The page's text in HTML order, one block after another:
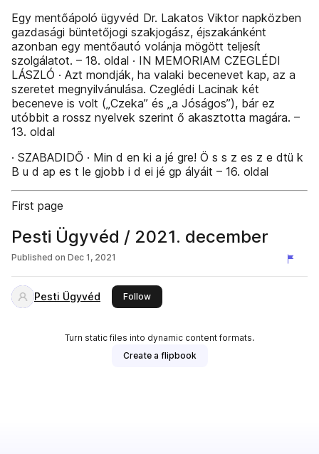
Egy mentőápoló ügyvéd Dr. Lakatos Viktor napközben
gazdasági büntetőjogi szakjogász, éjszakánként
azonban egy mentőautó volánja mögött teljesít
szolgálatot. – 18. oldal · IN MEMORIAM CZEGLÉDI
LÁSZLÓ · Azt mondják, ha valaki becenevet kap, az a
szeretet megnyilvánulása. Czeglédi Lacinak két
beceneve is volt („Czeka” és „a Jóságos”), bár ez
utóbbit a rossz nyelvek szerint ő akasztotta magára. –
13. oldal
· SZABADIDŐ · Min d en ki a jé gre! Ö s s z es z e dtü k
B u d ap es t le gjobb i d ei jé gp ályáit – 16. oldal
First page
Pesti Ügyvéd / 2021. december
Published on Dec 1, 2021
Pesti Ügyvéd Followthis publisher
Turn static files into dynamic content formats.
Create a flipbook